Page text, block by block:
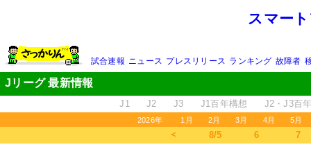
スマー
試合速報 ニュース プレスリリース ランキング 故障者
Jリーグ 最新情報
J1 J2 J3 J1百年構想 J2・J3百
2026年 1月 2月 3月 4月 5月
＜ 8/5 6 7